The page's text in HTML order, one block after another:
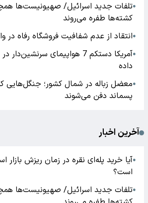
●تلفات جدید اسرائیل/ صهیونیست‌ها
کشته‌ها طفره می‌روند
●انتقاد از عدم شفافیت فروشگاه رفاه در
●
آمریکا دستکم 7 هواپیمای
داده
●معضل زباله در شمال کشور؛ جنگل‌هایی
پسماند دفن می‌شوند
آخرین اخبار
●آیا خرید پله‌ای نقره در زمان ریزش بازار
است؟
●تلفات جدید اسرائیل/ صهیونیست‌ها